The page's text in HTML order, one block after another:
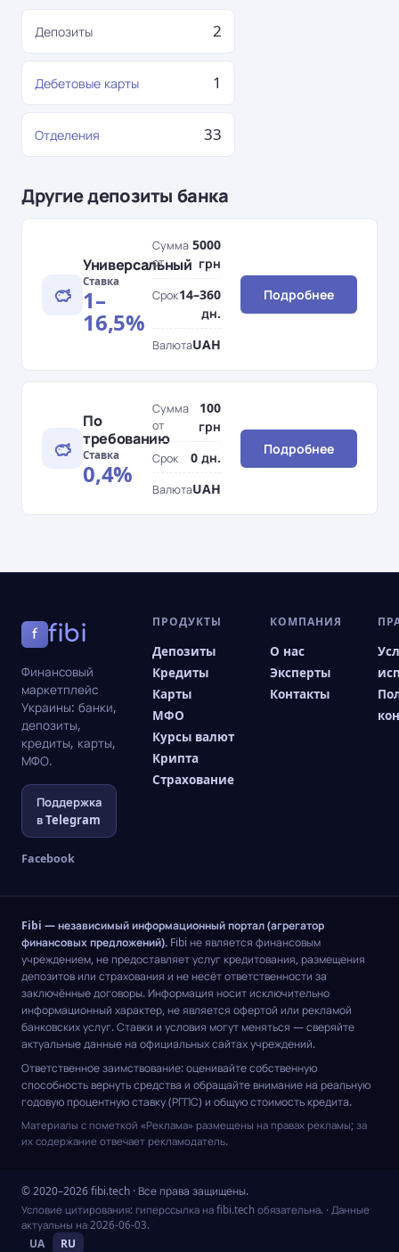
Депозиты 2
Дебетовые карты 1
Отделения 33
Другие депозиты банка
Универсальный
Ставка
1–
16,5%
Сумма
от
5000
грн
Срок14–360
дн.
ВалютаUAH
Подробнее
По
требованию
Ставка
0,4%
Сумма
от
100
грн
Срок 0 дн.
ВалютаUAH
Подробнее
f fibi
Финансовый
маркетплейс
Украины: банки,
депозиты,
кредиты, карты,
МФО.
Поддержка
в Telegram
Facebook
ПРОДУКТЫ
Депозиты
Кредиты
Карты
МФО
Курсы валют
Крипта
Страхование
КОМПАНИЯ
О нас
Эксперты
Контакты
Fibi — независимый информационный портал (агрегатор
финансовых предложений). Fibi не является финансовым
учреждением, не предоставляет услуг кредитования, размещения
депозитов или страхования и не несёт ответственности за
заключённые договоры. Информация носит исключительно
информационный характер, не является офертой или рекламой
банковских услуг. Ставки и условия могут меняться — сверяйте
актуальные данные на официальных сайтах учреждений.
Ответственное заимствование: оценивайте собственную
способность вернуть средства и обращайте внимание на реальную
годовую процентную ставку (РГПС) и общую стоимость кредита.
Материалы с пометкой «Реклама» размещены на правах рекламы; за
их содержание отвечает рекламодатель.
© 2020–2026 fibi.tech · Все права защищены.
Условие цитирования: гиперссылка на fibi.tech обязательна. · Данные
актуальны на 2026-06-03.
UA RU